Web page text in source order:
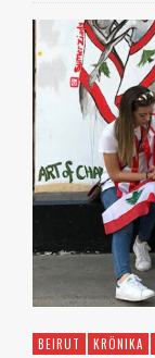
BEIRUT KRÖNIKA